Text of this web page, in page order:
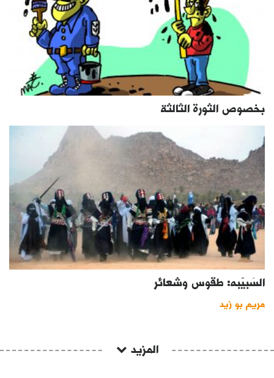
بخصوص الثورة الثالثة
السَبيّبه: طقوس وشعائر
مريم بو زيد
المزيد